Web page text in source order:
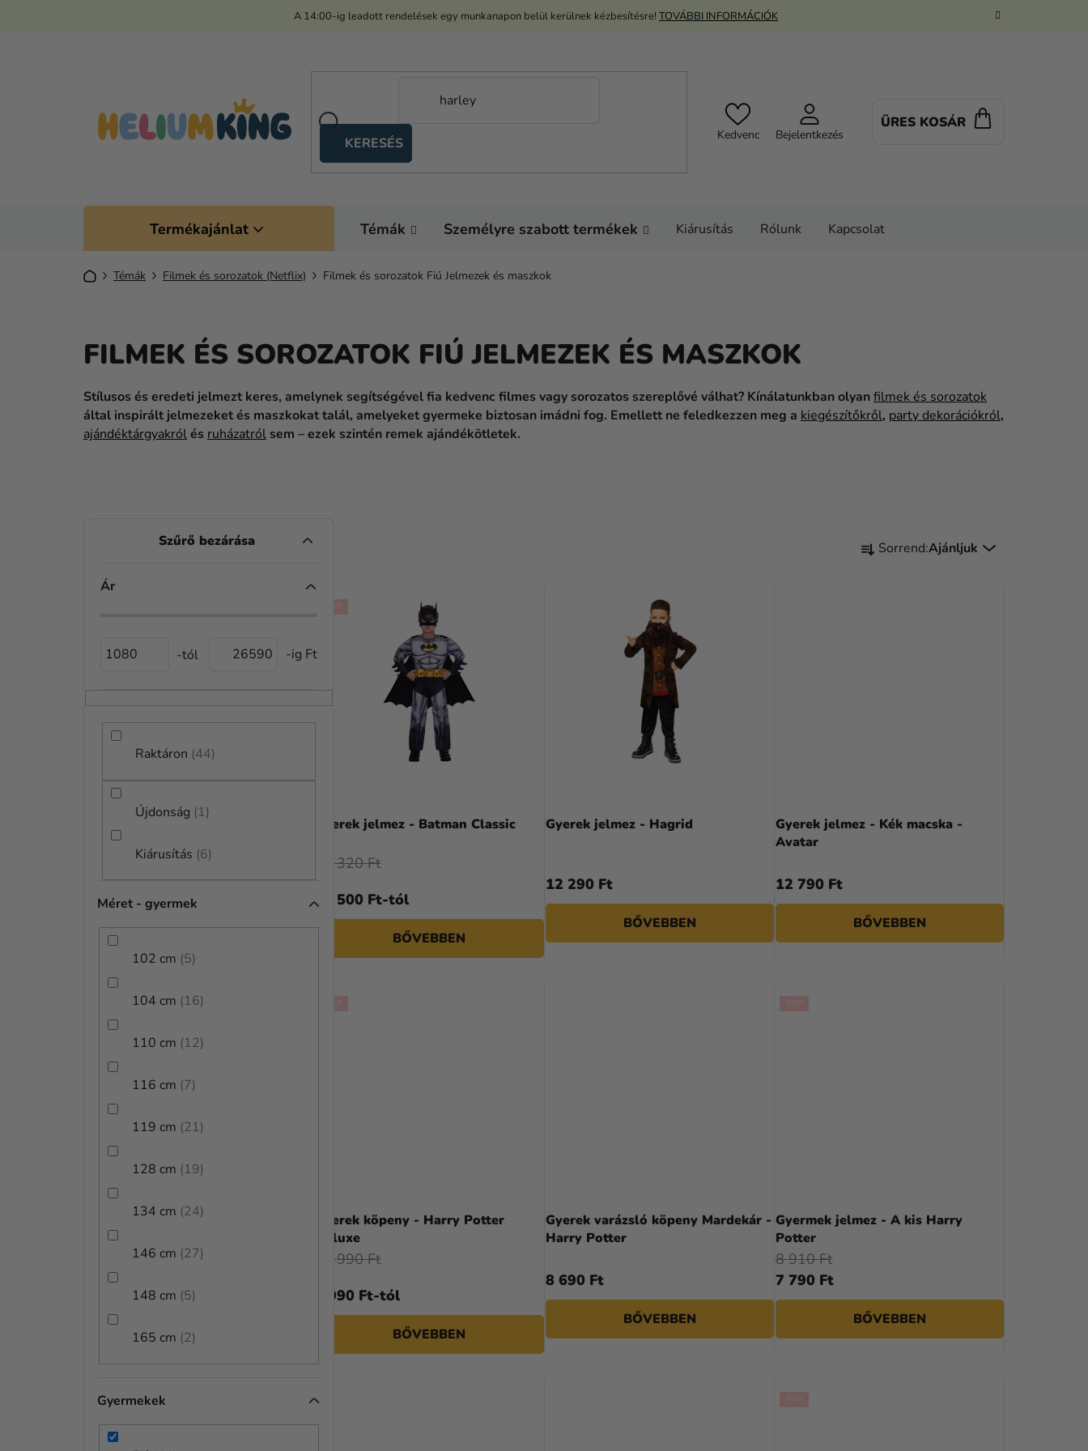
A 14:00-ig leadott rendelések egy munkanapon belül kerülnek kézbesítésre! TOVÁBBI INFORMÁCIÓK
KERESÉS Kedvenc Bejelentkezés
ÜRES KOSÁR
Termékajánlat Témák Személyre szabott termékek Kiárusítás Rólunk Kapcsolat
KezdőlapTémák Filmek és sorozatok (Netflix) Filmek és sorozatok Fiú Jelmezek és maszkok
FILMEK ÉS SOROZATOK FIÚ JELMEZEK ÉS MASZKOK
Stílusos és eredeti jelmezt keres, amelynek segítségével fia kedvenc filmes vagy sorozatos szereplővé válhat? Kínálatunkban olyanfilmek és sorozatok
által inspirált jelmezeket és maszkokat talál, amelyeket gyermeke biztosan imádni fog. Emellett ne feledkezzen meg a kiegészítőkről, party dekorációkról,
ajándéktárgyakrólés ruházatról sem – ezek szintén remek ajándékötletek.
D
Ó
Ár
1080 26590
Raktáron 44
Újdonság 1
Kiárusítás 6
Méret - gyermek
102 cm 5
104 cm 16
110 cm 12
116 cm 7
119 cm 21
128 cm 19
134 cm 24
146 cm 27
148 cm 5
165 cm 2
Gyermekek
T
N
Z
É
Sorrend:Ajánljuk
M
É
T
Á
Fiú jelmez - Batman
12 790 Ft
BŐVEBBEN
Gyerek jelmez - Batman Classic
11 500 Ft-tól
12 320 Ft
BŐVEBBEN
Gyerek jelmez - Hagrid
12 290 Ft
BŐVEBBEN
Gyerek jelmez - Kék macska -
Avatar
12 790 Ft
BŐVEBBEN
Gyerek jelmez Darth Vader Deluxe
14 390 Ft
17 690 Ft
BŐVEBBEN
Gyerek köpeny - Harry Potter
Deluxe
7 990 Ft-tól
11 990 Ft
BŐVEBBEN
Gyerek varázsló köpeny Mardekár -
Harry Potter
8 690 Ft
BŐVEBBEN
Gyermek jelmez - A kis Harry
Potter
termék
4,1
csillag.
7 790 Ft
8 910 Ft
BŐVEBBEN
KIÁRUSÍTÁS